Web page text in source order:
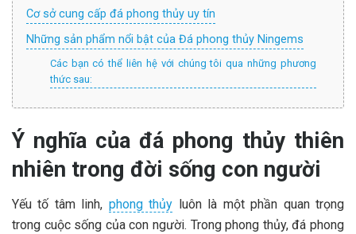
Cơ sở cung cấp đá phong thủy uy tín
Những sản phẩm nổi bật của Đá phong thủy Ningems
Các bạn có thể liên hệ với chúng tôi qua những phương
thức sau:
Ý nghĩa của đá phong thủy thiên
nhiên trong đời sống con người
Yếu tố tâm linh, phong thủy luôn là một phần quan trọng
trong cuộc sống của con người. Trong phong thủy, đá phong